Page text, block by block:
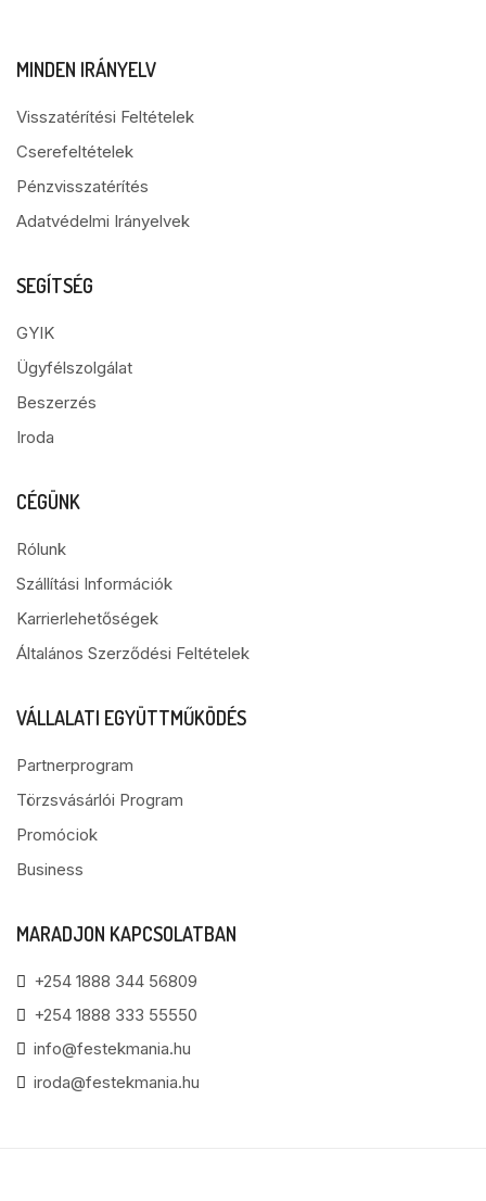
MINDEN IRÁNYELV
Visszatérítési Feltételek
Cserefeltételek
Pénzvisszatérítés
Adatvédelmi Irányelvek
SEGÍTSÉG
GYIK
Ügyfélszolgálat
Beszerzés
Iroda
CÉGÜNK
Rólunk
Szállítási Információk
Karrierlehetőségek
Általános Szerződési Feltételek
VÁLLALATI EGYÜTTMŰKÖDÉS
Partnerprogram
Törzsvásárlói Program
Promóciok
Business
MARADJON KAPCSOLATBAN
+254 1888 344 56809
+254 1888 333 55550
info@festekmania.hu
iroda@festekmania.hu